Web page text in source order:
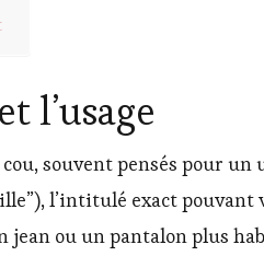
l’usage
souvent pensés pour un
l’intitulé exact pouvant
jean ou un pantalon plus